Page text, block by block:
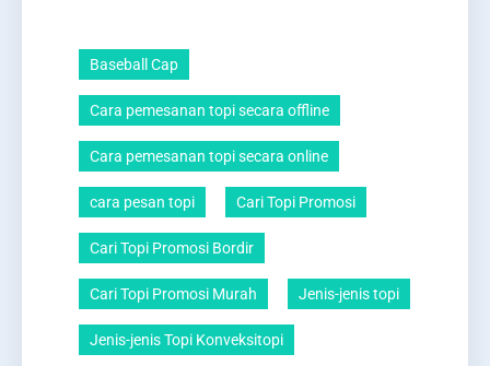
Baseball Cap
Cara pemesanan topi secara offline
Cara pemesanan topi secara online
cara pesan topi Cari Topi Promosi
Cari Topi Promosi Bordir
Cari Topi Promosi Murah Jenis-jenis topi
Jenis-jenis Topi Konveksitopi